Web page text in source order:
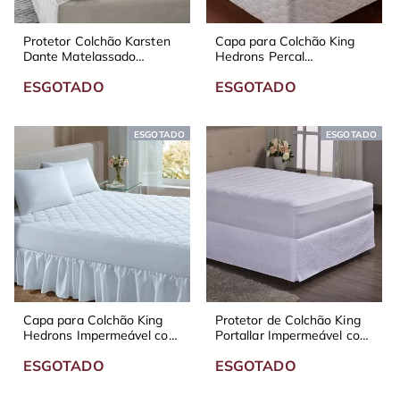
Protetor Colchão Karsten
Dante Matelassado
ESGOTADO
Capa para Colchão King
Hedrons Percal
Branco
ESGOTADO
ESGOTADO
Capa para Colchão King
Hedrons Impermeável com
ESGOTADO
ESGOTADO
Protetor de Colchão King
Portallar Impermeável com
ESGOTADO